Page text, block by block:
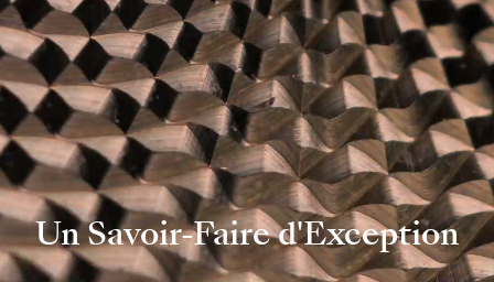
Un Savoir-Faire d'Exception